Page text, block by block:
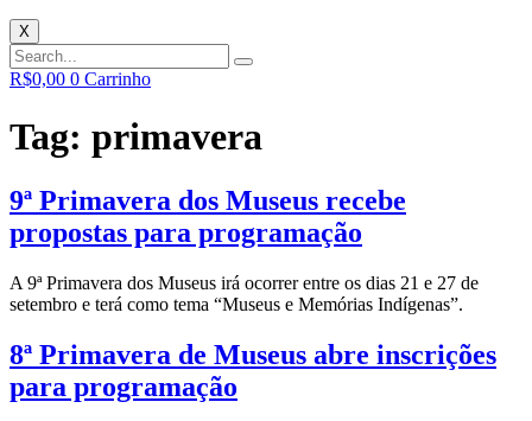
X
R$0,00 0 Carrinho
Tag: primavera
9ª Primavera dos Museus recebe
propostas para programação
A 9ª Primavera dos Museus irá ocorrer entre os dias 21 e 27 de
setembro e terá como tema “Museus e Memórias Indígenas”.
8ª Primavera de Museus abre inscrições
para programação